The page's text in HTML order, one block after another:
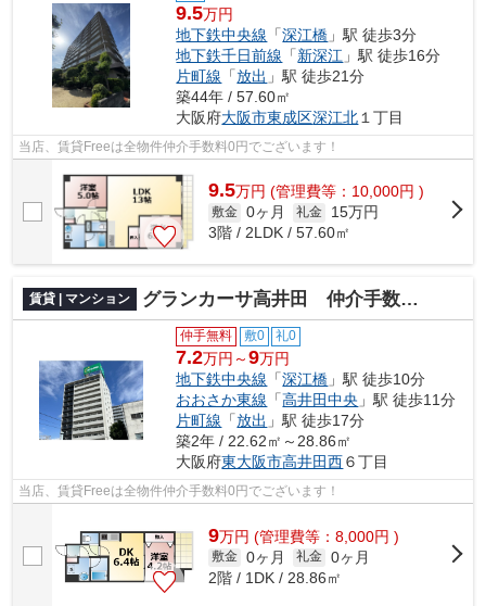
9.5万円
地下鉄中央線 「深江橋 」駅 徒歩3分
地下鉄千日前線 「新深江 」駅 徒歩16分
片町線 「放出 」駅 徒歩21分
築44年 / 57.60㎡
大阪府大阪市東成区深江北 １丁目
当店、賃貸Freeは全物件仲介手数料0円でございます！
9.5万円 (管理費等：10,000円 )
敷金 0ヶ月 礼金
15万円
3階 / 2LDK / 57.60㎡
賃貸 | マンション グランカーサ高井田 仲介手数料無無料
仲手無料 敷0 礼0
7.2万円～9万円
地下鉄中央線 「深江橋 」駅 徒歩10分
おおさか東線 「高井田中央 」駅 徒歩11分
片町線 「放出 」駅 徒歩17分
築2年 / 22.62㎡～28.86㎡
大阪府東大阪市高井田西６丁目
当店、賃貸Freeは全物件仲介手数料0円でございます！
9万円 (管理費等：8,000円 )
敷金 0ヶ月 礼金 0ヶ月
2階 / 1DK / 28.86㎡